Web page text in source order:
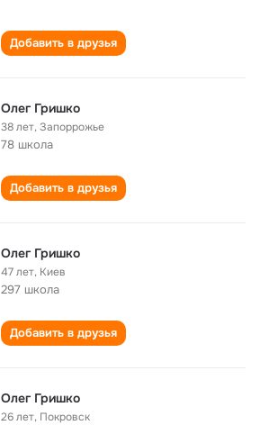
Добавить в друзья
Олег Гришко
38 лет,Запоррожье
78 школа
Добавить в друзья
Олег Гришко
47 лет, Киев
297 школа
Добавить в друзья
Олег Гришко
26 лет, Покровск